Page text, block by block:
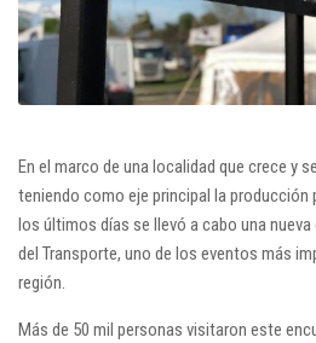
En el marco de una localidad que crece y
teniendo como eje principal la producción
los últimos días se llevó a cabo una
del Transporte, uno de los eventos más
región.
Más de 50 mil personas visitaron este